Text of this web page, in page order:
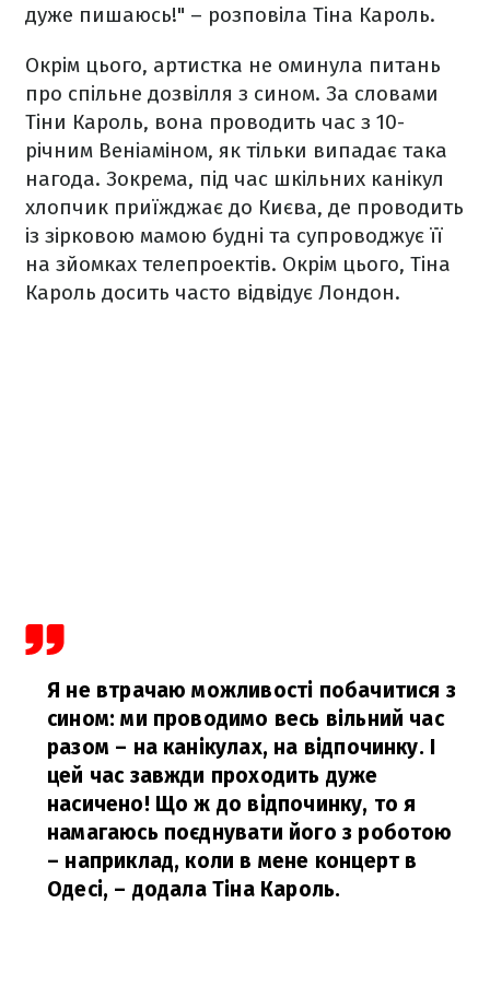
дуже пишаюсь!" – розповіла Тіна Кароль.
Окрім цього, артистка не оминула питань
про спільне дозвілля з сином. За словами
Тіни Кароль, вона проводить час з 10-
річним Веніаміном, як тільки випадає така
нагода. Зокрема, під час шкільних канікул
хлопчик приїжджає до Києва, де проводить
із зірковою мамою будні та супроводжує її
на зйомках телепроектів. Окрім цього, Тіна
Кароль досить часто відвідує Лондон.
Я не втрачаю можливості побачитися з
сином: ми проводимо весь вільний час
разом – на канікулах, на відпочинку. І
цей час завжди проходить дуже
насичено! Що ж до відпочинку, то я
намагаюсь поєднувати його з роботою
– наприклад, коли в мене концерт в
Одесі, – додала Тіна Кароль.